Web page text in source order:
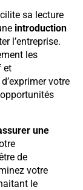
sa lecture
introduction
l’entreprise.
les
et
votre
une
de
votre
le